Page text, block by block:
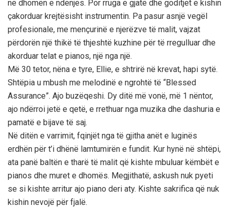
në dhomën e ndenjes. Por rruga e gjatë dhe goditjet e kishin
çakorduar krejtësisht instrumentin. Pa pasur asnjë vegël
profesionale, me mençurinë e njerëzve të malit, vajzat
përdorën një thikë të thjeshtë kuzhine për të rregulluar dhe
akorduar telat e pianos, një nga një.
Më 30 tetor, nëna e tyre, Ellie, e shtrirë në krevat, hapi sytë.
Shtëpia u mbush me melodinë e ngrohtë të “Blessed
Assurance”. Ajo buzëqeshi. Dy ditë më vonë, më 1 nëntor,
ajo ndërroi jetë e qetë, e rrethuar nga muzika dhe dashuria e
pamatë e bijave të saj.
Në ditën e varrimit, fqinjët nga të gjitha anët e luginës
erdhën për t’i dhënë lamtumirën e fundit. Kur hynë në shtëpi,
ata panë baltën e tharë të malit që kishte mbuluar këmbët e
pianos dhe muret e dhomës. Megjithatë, askush nuk pyeti
se si kishte arritur ajo piano deri aty. Kishte sakrifica që nuk
kishin nevojë për fjalë.